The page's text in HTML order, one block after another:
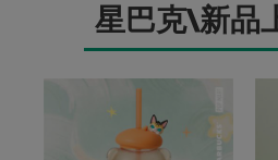
星巴克\新品